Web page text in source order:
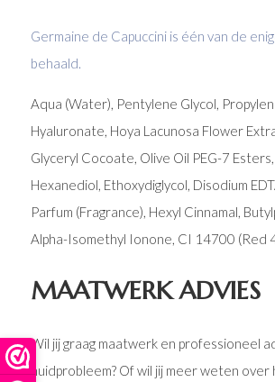
Germaine de Capuccini is één van de
behaald.
Aqua (Water), Pentylene Glycol,
Hyaluronate, Hoya Lacunosa Flower
Glyceryl Cocoate, Olive Oil PEG-7
Hexanediol, Ethoxydiglycol, Disodium
Parfum (Fragrance), Hexyl Cinnamal,
Alpha-Isomethyl Ionone, CI 14700 (Red
MAATWERK ADVIES
Wil jij graag maatwerk en professioneel
huidprobleem? Of wil jij meer weten over